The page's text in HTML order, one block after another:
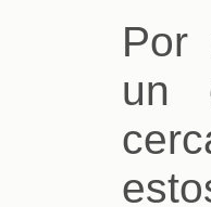
Por
un